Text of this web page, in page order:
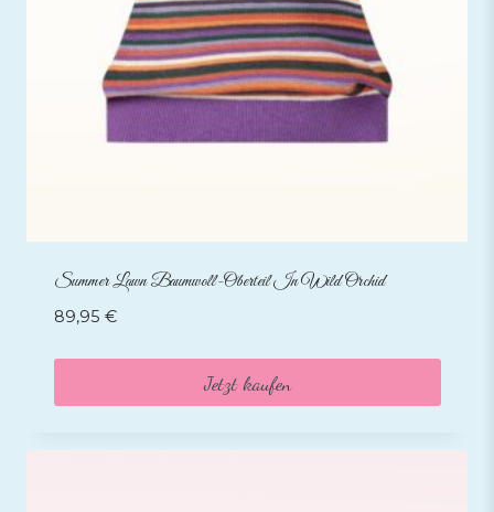
Summer Lawn Baumwoll-Oberteil In Wild Orchid
89,95 €
Jetzt kaufen